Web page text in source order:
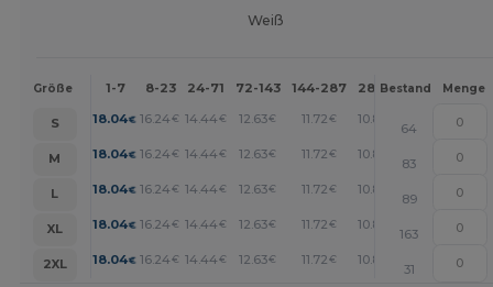
Weiß
Größe 1-7 8-23 24-71 72-143 144-287 288 + Mehr
Bestand Menge
S 18.04€ 16.24 € 14.44€ 12.63€ 11.72€ 10.83
64
M
18.04€ 16.24 € 14.44€ 12.63€ 11.72€ 10.83
83
L
18.04€ 16.24 € 14.44€ 12.63€ 11.72€ 10.83
89
XL
18.04€ 16.24 € 14.44€ 12.63€ 11.72€ 10.83 +
163
2XL
18.04€ 16.24 € 14.44€ 12.63€ 11.72€ 10.83
31